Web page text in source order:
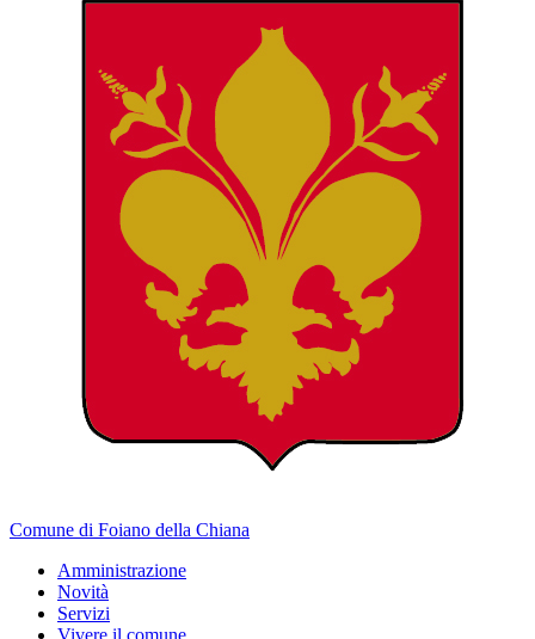
Comune di Foiano della Chiana
Amministrazione
Novità
Servizi